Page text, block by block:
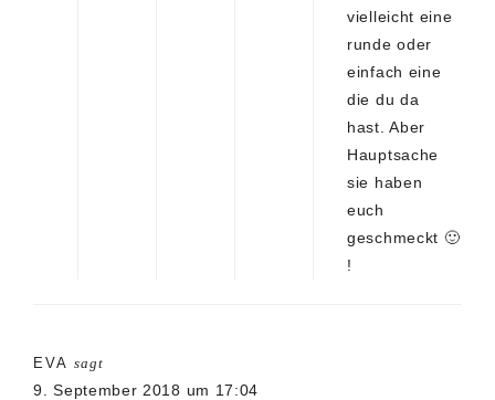
vielleicht eine
runde oder
einfach eine
die du da
hast. Aber
Hauptsache
sie haben
euch
geschmeckt 🙂
!
EVA sagt
9. September 2018 um 17:04